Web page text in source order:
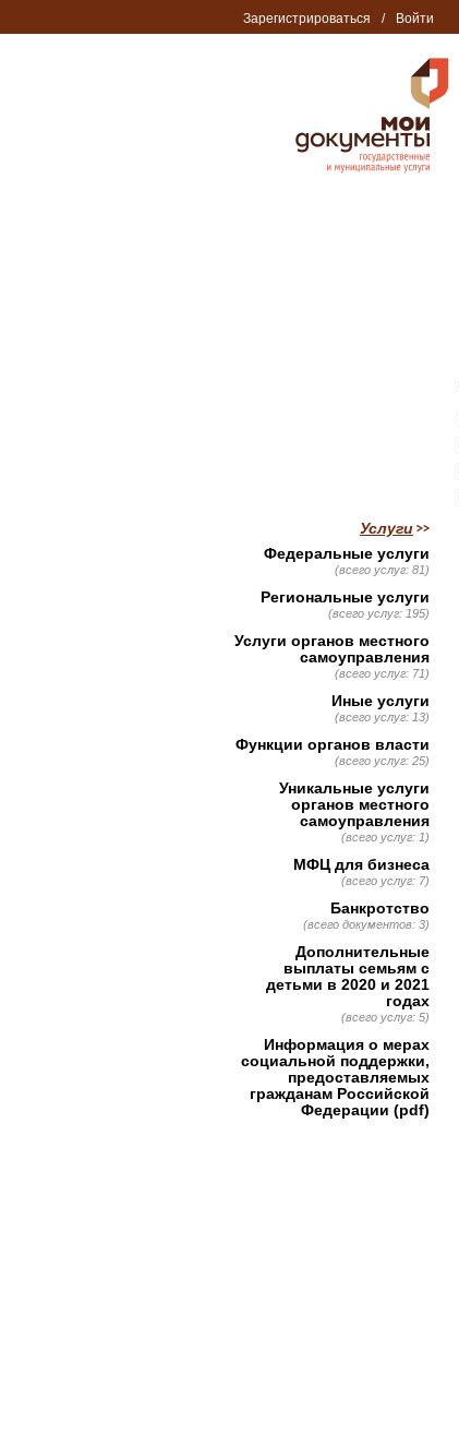
Зарегистрироваться / Войти
Услуги
Федеральные услуги
(всего услуг: 81)
Региональные услуги
(всего услуг: 195)
Услуги органов местного
самоуправления
(всего услуг: 71)
Иные услуги
(всего услуг: 13)
Функции органов власти
(всего услуг: 25)
Уникальные услуги
органов местного
самоуправления
(всего услуг: 1)
МФЦ для бизнеса
(всего услуг: 7)
Банкротство
(всего документов: 3)
Дополнительные
выплаты семьям с
детьми в 2020 и 2021
годах
(всего услуг: 5)
Информация о мерах
социальной поддержки,
предоставляемых
гражданам Российской
Федерации (pdf)